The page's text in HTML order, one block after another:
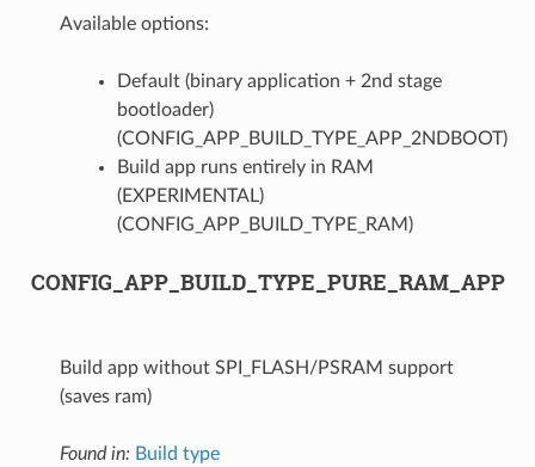
Available options:
Default (binary application + 2nd stage
bootloader)
(CONFIG_APP_BUILD_TYPE_APP_2NDBOOT)
Build app runs entirely in RAM
(EXPERIMENTAL)
(CONFIG_APP_BUILD_TYPE_RAM)
CONFIG_APP_BUILD_TYPE_PURE_RAM_APP
Build app without SPI_FLASH/PSRAM support
(saves ram)
Found in: Build type